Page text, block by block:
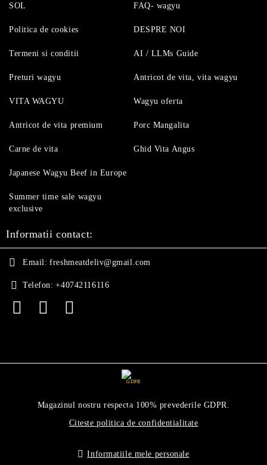
SOL
Politica de cookies
Termeni si conditii
FAQ- wagyu
DESPRE NOI
AI / LLMs Guide
Preturi wagyu
VITA WAGYU
Antricot de vita premium
Carne de vita
Antricot de vita, vita wagyu
Wagyu oferta
Porc Mangalita
Ghid Vita Angus
Japanese Wagyu Beef in Europe
Summer time sale wagyu
exclusive
Informatii contact:
Email: freshmeatdeliv@gmail.com
Telefon: +40742116116
GDPR
Magazinul nostru respecta 100% prevederile GDPR.
Citeste politica de confidentialitate
Informatiile mele personale